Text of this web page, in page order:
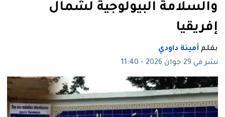
والسلامة البيولوجية لشمال
إفريقيا
بقلم أمينة داودي
نشر في 29 جوان 2026 - 11:40